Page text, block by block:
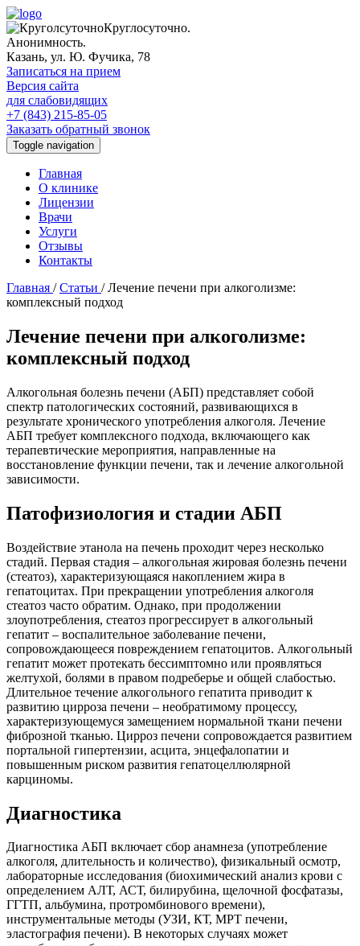
Круглосуточно.
Анонимность.
Казань, ул. Ю. Фучика, 78
Записаться на прием
Версия сайта
для слабовидящих
+7 (843) 215-85-05
Заказать обратный звонок
Toggle navigation
Главная
О клинике
Лицензии
Врачи
Услуги
Отзывы
Контакты
Главная /Статьи /Лечение печени при алкоголизме:
комплексный подход
Лечение печени при алкоголизме:
комплексный подход
Алкогольная болезнь печени (АБП) представляет собой
спектр патологических состояний, развивающихся в
результате хронического употребления алкоголя. Лечение
АБП требует комплексного подхода, включающего как
терапевтические мероприятия, направленные на
восстановление функции печени, так и лечение алкогольной
зависимости.
Патофизиология и стадии АБП
Воздействие этанола на печень проходит через несколько
стадий. Первая стадия – алкогольная жировая болезнь печени
(стеатоз), характеризующаяся накоплением жира в
гепатоцитах. При прекращении употребления алкоголя
стеатоз часто обратим. Однако, при продолжении
злоупотребления, стеатоз прогрессирует в алкогольный
гепатит – воспалительное заболевание печени,
сопровождающееся повреждением гепатоцитов. Алкогольный
гепатит может протекать бессимптомно или проявляться
желтухой, болями в правом подреберье и общей слабостью.
Длительное течение алкогольного гепатита приводит к
развитию цирроза печени – необратимому процессу,
характеризующемуся замещением нормальной ткани печени
фиброзной тканью. Цирроз печени сопровождается развитием
портальной гипертензии, асцита, энцефалопатии и
повышенным риском развития гепатоцеллюлярной
карциномы.
Диагностика
Диагностика АБП включает сбор анамнеза (употребление
алкоголя, длительность и количество), физикальный осмотр,
лабораторные исследования (биохимический анализ крови с
определением АЛТ, АСТ, билирубина, щелочной фосфатазы,
ГГТП, альбумина, протромбинового времени),
инструментальные методы (УЗИ, КТ, МРТ печени,
эластография печени). В некоторых случаях может